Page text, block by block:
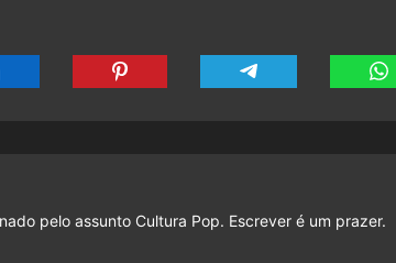
pelo assunto Cultura Pop. Escrever é um prazer.